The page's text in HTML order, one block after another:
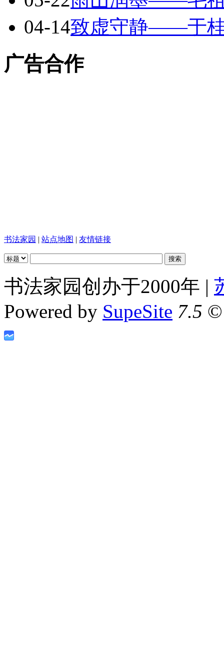
04-14致虚守静——于
广告合作
书法家园 | 站点地图 | 友情链接
书法家园创办于2000年 |
Powered by SupeSite 7.5 ©